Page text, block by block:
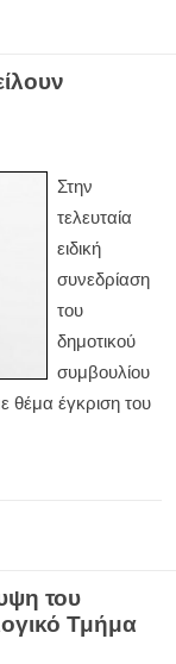
Στην
τελευταία
ειδική
συνεδρίαση
του
δημοτικού
συμβουλίου
θέμα έγκριση του
του
Τμήμα